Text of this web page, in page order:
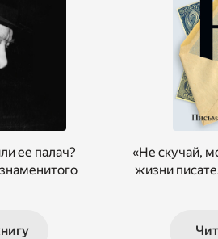
ее палач?
«Не скучай,
жизни